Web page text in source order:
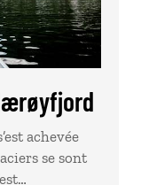
achevée
se sont